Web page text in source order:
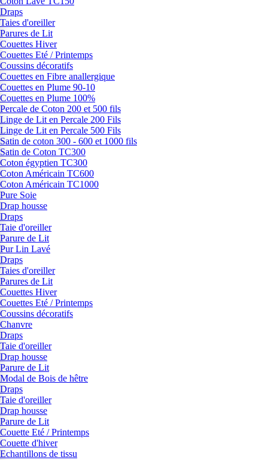
Draps
Taies d'oreiller
Parures de Lit
Couettes Hiver
Couettes Eté / Printemps
Coussins décoratifs
Couettes en Fibre anallergique
Couettes en Plume 90-10
Couettes en Plume 100%
Percale de Coton 200 et 500 fils
Linge de Lit en Percale 200 Fils
Linge de Lit en Percale 500 Fils
Satin de coton 300 - 600 et 1000 fils
Satin de Coton TC300
Coton égyptien TC300
Coton Américain TC600
Coton Américain TC1000
Pure Soie
Drap housse
Draps
Taie d'oreiller
Parure de Lit
Pur Lin Lavé
Draps
Taies d'oreiller
Parures de Lit
Couettes Hiver
Couettes Eté / Printemps
Coussins décoratifs
Chanvre
Draps
Taie d'oreiller
Drap housse
Parure de Lit
Modal de Bois de hêtre
Draps
Taie d'oreiller
Drap housse
Parure de Lit
Couette Eté / Printemps
Couette d'hiver
Echantillons de tissu